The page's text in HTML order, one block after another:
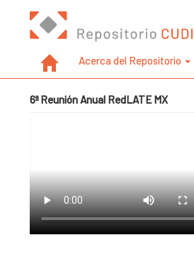
Acerca del Repositorio
6ª Reunión Anual RedLATE MX